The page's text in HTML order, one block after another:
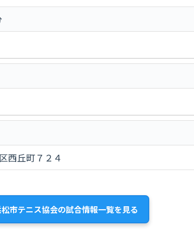
西丘町７２４
市テニス協会の試合情報一覧を見る